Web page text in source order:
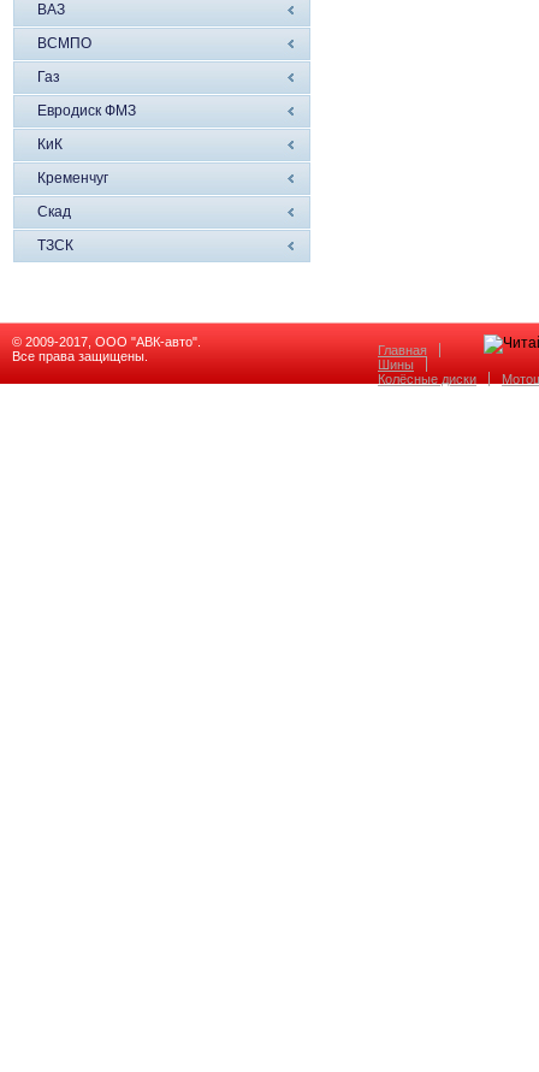
ВАЗ
ВСМПО
Газ
Евродиск ФМЗ
КиК
Кременчуг
Скад
ТЗСК
© 2009-2017, ООО "АВК-авто".
Все права защищены.
Главная
Шины
Колёсные диски